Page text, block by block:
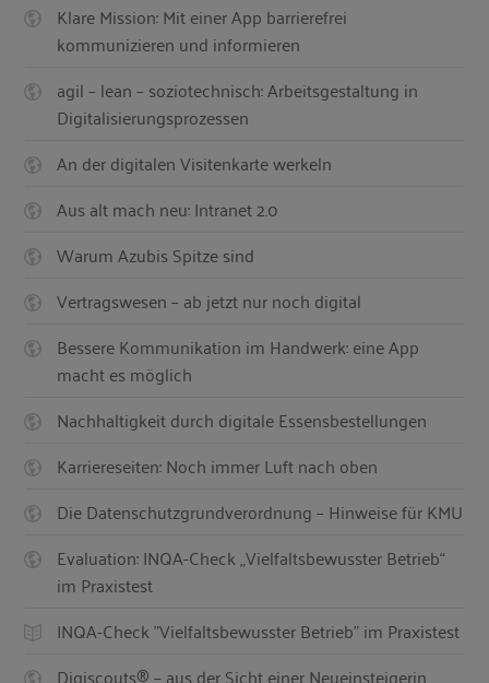
Klare Mission: Mit einer App barrierefrei
kommunizieren und informieren
agil – lean – soziotechnisch: Arbeitsgestaltung in
Digitalisierungsprozessen
An der digitalen Visitenkarte werkeln
Aus alt mach neu: Intranet 2.0
Warum Azubis Spitze sind
Vertragswesen – ab jetzt nur noch digital
Bessere Kommunikation im Handwerk: eine App
macht es möglich
Nachhaltigkeit durch digitale Essensbestellungen
Karriereseiten: Noch immer Luft nach oben
Die Datenschutzgrundverordnung – Hinweise für KMU
Evaluation: INQA-Check „Vielfaltsbewusster Betrieb“
im Praxistest
INQA-Check "Vielfaltsbewusster Betrieb" im Praxistest
Digiscouts® – aus der Sicht einer Neueinsteigerin